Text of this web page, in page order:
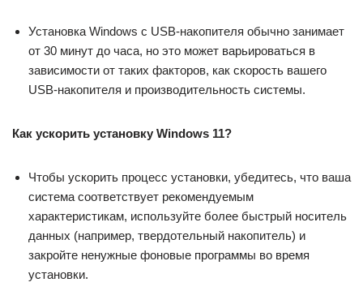
Установка Windows с USB-накопителя обычно занимает
от 30 минут до часа, но это может варьироваться в
зависимости от таких факторов, как скорость вашего
USB-накопителя и производительность системы.
Как ускорить установку Windows 11?
Чтобы ускорить процесс установки, убедитесь, что ваша
система соответствует рекомендуемым
характеристикам, используйте более быстрый носитель
данных (например, твердотельный накопитель) и
закройте ненужные фоновые программы во время
установки.